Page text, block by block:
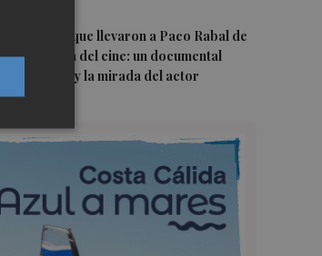
'200 vidas' que llevaron a Paco Rabal de
a la cima del cine: un documental
la voz y la mirada del actor